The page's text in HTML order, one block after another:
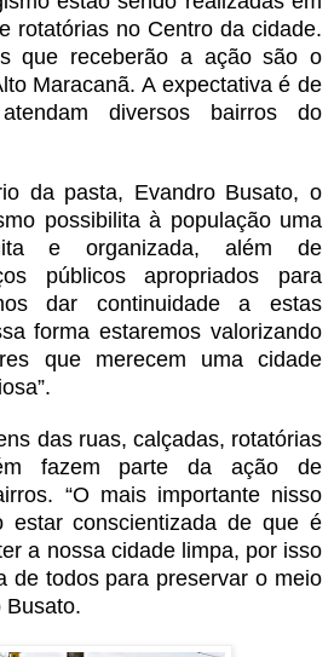
rotatórias no Centro da cidade.
que receberão a ação são o
Maracanã. A expectativa é de
diversos bairros do
da pasta, Evandro Busato, o
possibilita à população uma
e organizada, além de
públicos apropriados para
dar continuidade a estas
forma estaremos valorizando
que merecem uma cidade
das ruas, calçadas, rotatórias
fazem parte da ação de
“O mais importante nisso
estar conscientizada de que é
a nossa cidade limpa, por isso
de todos para preservar o meio
Busato.